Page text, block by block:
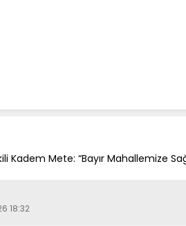
Kadem Mete: “Bayır Mahallemize
18:32